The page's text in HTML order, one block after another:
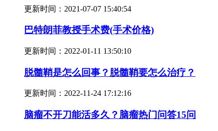
更新时间： 2021-07-07 15:40:54
巴特朗菲教授手术费(手术价格)
更新时间： 2022-01-11 13:50:10
脱髓鞘是怎么回事？脱髓鞘要怎么治疗？
更新时间： 2022-11-24 17:12:16
脑瘤不开刀能活多久？脑瘤热门问答15问